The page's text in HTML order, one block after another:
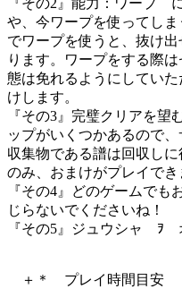
『その2』能力：ワープ
や、今ワープを使ってし
でワープを使うと、抜け
ります。ワープをする際
態は免れるようにしてい
けします。
『その3』完璧クリアを
ップがいくつかあるので
収集物である譜は回収し
のみ、おまけがプレイでき
『その4』どのゲームでも
じらないでくださいね！
『その5』ジュウシャ
＋＊ プレイ時間目安